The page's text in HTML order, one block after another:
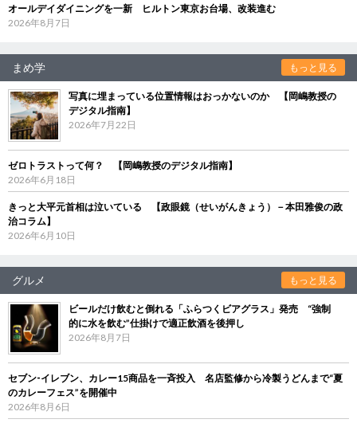
オールデイダイニングを一新 ヒルトン東京お台場、改装進む
2026年8月7日
まめ学 もっと見る
写真に埋まっている位置情報はおっかないのか 【岡嶋教授の
デジタル指南】
2026年7月22日
ゼロトラストって何？ 【岡嶋教授のデジタル指南】
2026年6月18日
きっと大平元首相は泣いている 【政眼鏡（せいがんきょう）－本田雅俊の政
治コラム】
2026年6月10日
グルメ もっと見る
ビールだけ飲むと倒れる「ふらつくビアグラス」発売 “強制
的に水を飲む”仕掛けで適正飲酒を後押し
2026年8月7日
セブン‐イレブン、カレー15商品を一斉投入 名店監修から冷製うどんまで“夏
のカレーフェス”を開催中
2026年8月6日